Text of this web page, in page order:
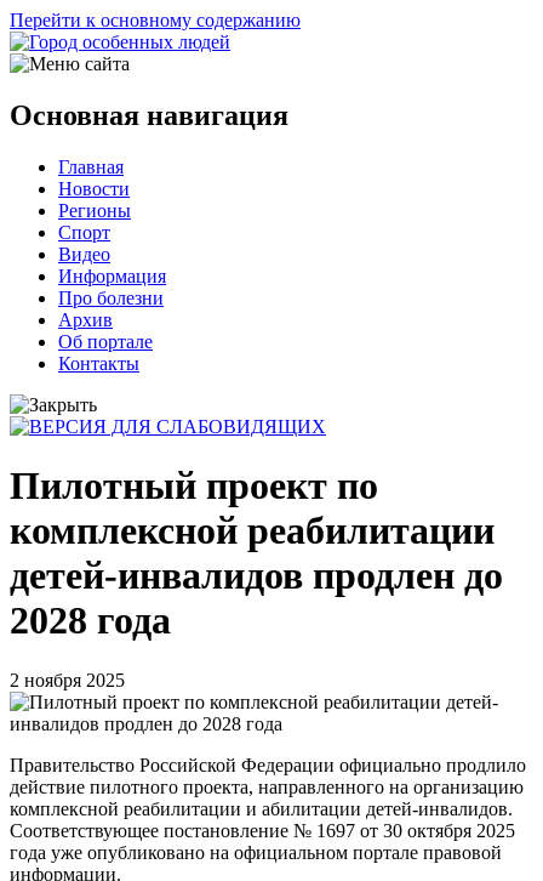
Перейти к основному содержанию
Основная навигация
Главная
Новости
Регионы
Спорт
Видео
Информация
Про болезни
Архив
Об портале
Контакты
Пилотный проект по
комплексной реабилитации
детей-инвалидов продлен до
2028 года
2 ноября 2025
Правительство Российской Федерации официально продлило
действие пилотного проекта, направленного на организацию
комплексной реабилитации и абилитации детей-инвалидов.
Соответствующее постановление № 1697 от 30 октября 2025
года уже опубликовано на официальном портале правовой
информации.